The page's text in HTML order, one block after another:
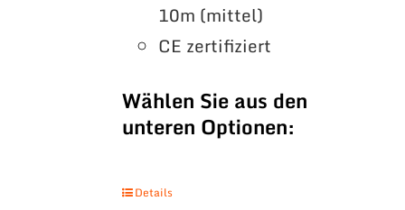
10m (mittel)
CE zertifiziert
Wählen Sie aus den
unteren Optionen:
Details